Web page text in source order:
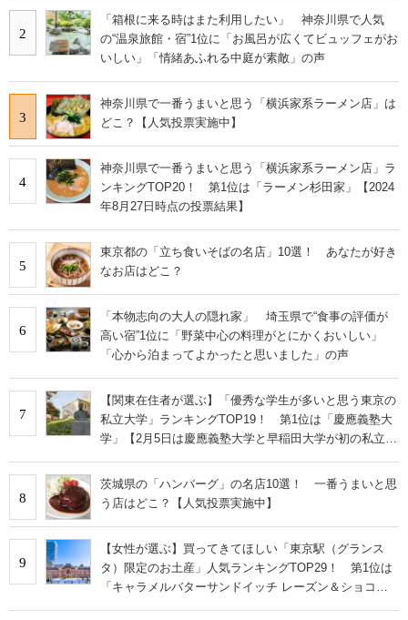
2
「箱根に来る時はまた利用したい」 神奈川県で人気
の“温泉旅館・宿”1位に「お風呂が広くてビュッフェがお
いしい」「情緒あふれる中庭が素敵」の声
3
神奈川県で一番うまいと思う「横浜家系ラーメン店」は
どこ？【人気投票実施中】
4
神奈川県で一番うまいと思う「横浜家系ラーメン店」ラ
ンキングTOP20！ 第1位は「ラーメン杉田家」【2024
年8月27日時点の投票結果】
5
東京都の「立ち食いそばの名店」10選！ あなたが好き
なお店はどこ？
6
「本物志向の大人の隠れ家」 埼玉県で“食事の評価が
高い宿”1位に「野菜中心の料理がとにかくおいしい」
「心から泊まってよかったと思いました」の声
7
【関東在住者が選ぶ】「優秀な学生が多いと思う東京の
私立大学」ランキングTOP19！ 第1位は「慶應義塾大
学」【2月5日は慶應義塾大学と早稲田大学が初の私立大
8
茨城県の「ハンバーグ」の名店10選！ 一番うまいと思
う店はどこ？【人気投票実施中】
9
【女性が選ぶ】買ってきてほしい「東京駅（グランス
タ）限定のお土産」人気ランキングTOP29！ 第1位は
「キャラメルバターサンドイッチ レーズン＆ショコラ